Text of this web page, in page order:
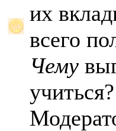
их
всего
Чему
учиться?